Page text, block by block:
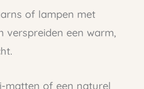
of lampen met
verspreiden een warm,
matten of een naturel